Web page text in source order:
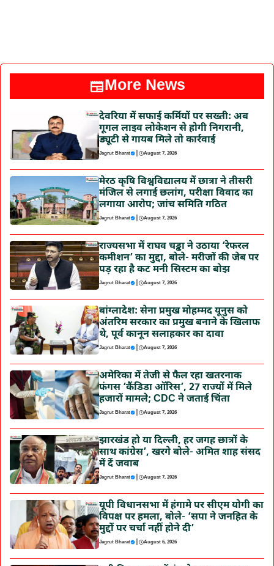
More News
देवरिया में सफाई कर्मियों पर सख्ती: अब
गूगल लाइव लोकेशन से होगी निगरानी,
ड्यूटी से गायब मिले तो कार्रवाई
Jagrut Bharat | August 7, 2026
मेरठ कृषि विश्वविद्यालय में छात्रा ने तीसरी
मंजिल से लगाई छलांग, परीक्षा विवाद का
लगाया आरोप; जांच समिति गठित
Jagrut Bharat | August 7, 2026
राज्यसभा में राघव चड्ढा ने उठाया ‘रेफरल
कमीशन’ का मुद्दा, बोले- मरीजों की जेब पर
पड़ रहा है कट मनी सिस्टम का बोझ
Jagrut Bharat | August 7, 2026
बांग्लादेश: सेना प्रमुख मोहम्मद यूनुस को
अंतरिम सरकार का प्रमुख बनाने के खिलाफ
थे, पूर्व कानून सलाहकार का दावा
Jagrut Bharat | August 7, 2026
अमेरिका में तेजी से फैल रहा खतरनाक
फंगस ‘कैंडिडा ऑरिस’, 27 राज्यों में मिले
हजारों मामले; CDC ने जताई चिंता
Jagrut Bharat | August 7, 2026
झारखंड हो या दिल्ली, हर जगह छात्रों के
साथ कांग्रेस’, खरगे बोले- अमित शाह संसद
में दें जवाब
Jagrut Bharat | August 7, 2026
यूपी विधानसभा में हंगामे पर सीएम योगी का
विपक्ष पर हमला, बोले- ‘सपा ने जनहित के
मुद्दों पर चर्चा नहीं होने दी’
Jagrut Bharat | August 6, 2026